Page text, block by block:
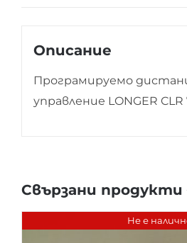
Описание
Програмируемо
управление LONGER CLR
Свързани продукти
Не е